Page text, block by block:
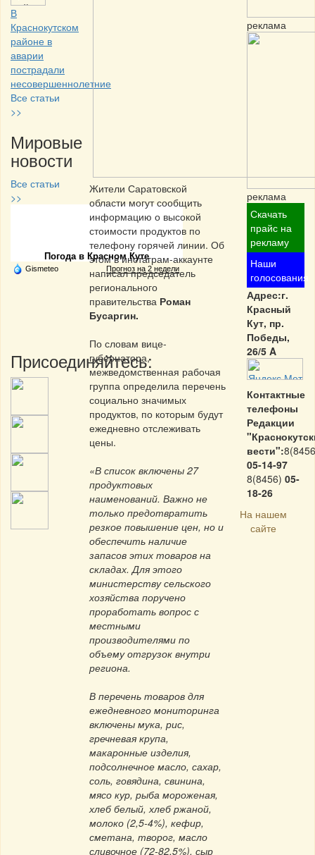
В
Краснокутском
районе в
аварии
пострадали
несовершеннолетние
Все статьи
>>
Мировые
новости
Все статьи
>>
Частная реклама
Погода в Красном Куте
Gismeteo Прогноз на 2 недели
Присоединяйтесь:
Жители Саратовской
области могут сообщить
информацию о высокой
стоимости продуктов по
телефону горячей линии. Об
этом в инстаграм-аккаунте
написал председатель
регионального
правительства Роман
Бусаргин.
По словам вице-
губернатора,
межведомственная рабочая
группа определила перечень
социально значимых
продуктов, по которым будут
ежедневно отслеживать
цены.
«В список включены 27
продуктовых
наименований. Важно не
только предотвратить
резкое повышение цен, но и
обеспечить наличие
запасов этих товаров на
складах. Для этого
министерству сельского
хозяйства поручено
проработать вопрос с
местными
производителями по
объему отгрузок внутри
региона.
В перечень товаров для
ежедневного мониторинга
включены мука, рис,
гречневая крупа,
макаронные изделия,
подсолнечное масло, сахар,
соль, говядина, свинина,
мясо кур, рыба мороженая,
хлеб белый, хлеб ржаной,
молоко (2,5-4%), кефир,
сметана, творог, масло
сливочное (72-82,5%), сыр
реклама
реклама
Скачать
прайс на
рекламу
Наши
голосования
Адрес:г.
Красный
Кут, пр.
Победы,
26/5 A
Контактные
телефоны
Редакции
вести":
05-14-97
8(8456) 05-
18-26
На нашем
сайте